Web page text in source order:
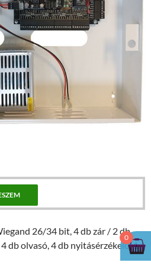
26/34 bit, 4 db zár / 2 db
db olvasó, 4 db nyitásérzékelő, 1
0